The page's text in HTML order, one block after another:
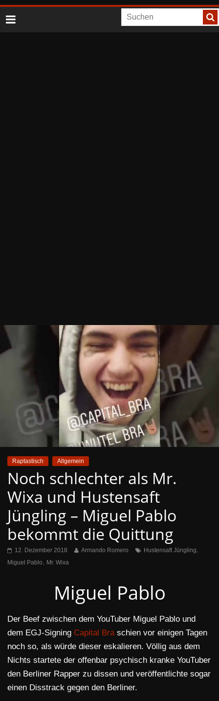
Raptastisch Allgemein
Noch schlechter als Mr.
Wixa und Hustensaft
Jüngling – Miguel Pablo
bekommt die Quittung
12. Dezember 2018 Armando Romero Hustensaft Jüngling,
Miguel Pablo, Mr. Wixa
Miguel Pablo
Der Beef zwischen dem YouTuber Miguel Pablo und
dem EGJ-Signing Capital Braschien vor einigen Tagen
noch so, als würde dieser eskalieren. Völlig aus dem
Nichts startete der offenbar psychisch kranke YouTuber
den Berliner Rapper zu dissen und veröffentlichte sogar
einen Disstrack gegen den Berliner.